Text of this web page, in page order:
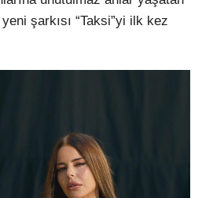
şarkısı “Taksi”yi ilk kez